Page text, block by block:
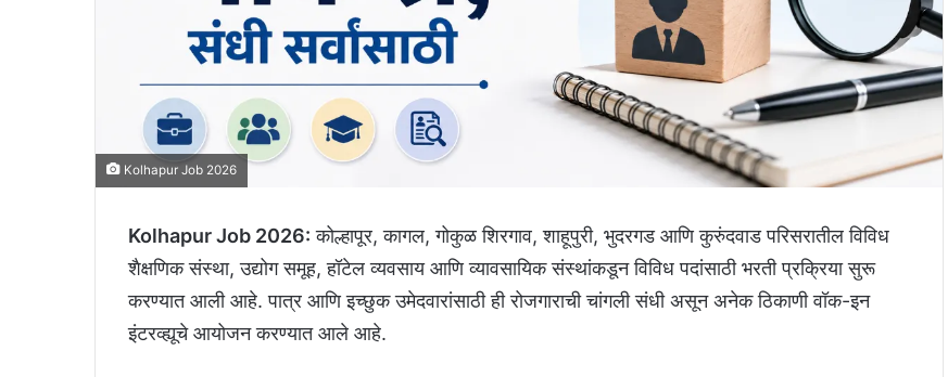
Kolhapur Job 2026
Kolhapur Job 2026: कोल्हापूर, कागल, गोकुळ शिरगाव, शाहूपुरी, भुदरगड आणि कुरुंदवाड परिसरातील विविध
शैक्षणिक संस्था, उद्योग समूह, हॉटेल व्यवसाय आणि व्यावसायिक संस्थांकडून विविध पदांसाठी भरती प्रक्रिया सुरू
करण्यात आली आहे. पात्र आणि इच्छुक उमेदवारांसाठी ही रोजगाराची चांगली संधी असून अनेक ठिकाणी वॉक-इन
इंटरव्ह्यूचे आयोजन करण्यात आले आहे.